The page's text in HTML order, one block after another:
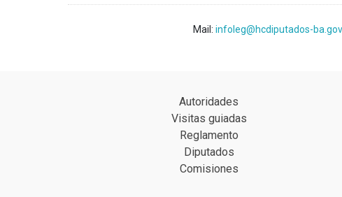
Mail: infoleg@hcdiputados-
Autoridades
Visitas guiadas
Reglamento
Diputados
Comisiones